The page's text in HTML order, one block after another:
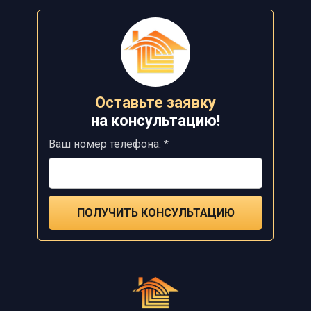
Оставьте заявку
на консультацию!
Ваш номер телефона: *
ПОЛУЧИТЬ КОНСУЛЬТАЦИЮ